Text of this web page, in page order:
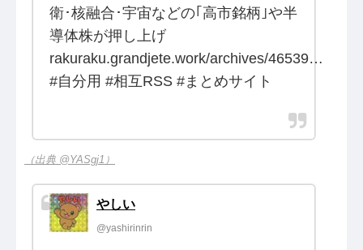
衛･核融合･宇宙などの｢高市銘柄｣や半
導体株が押し上げ
rakuraku.grandjete.work/archives/46539…
#自分用 #相互RSS #まとめサイト
（出典 @YASgj1）
やしい
@yashirinrin